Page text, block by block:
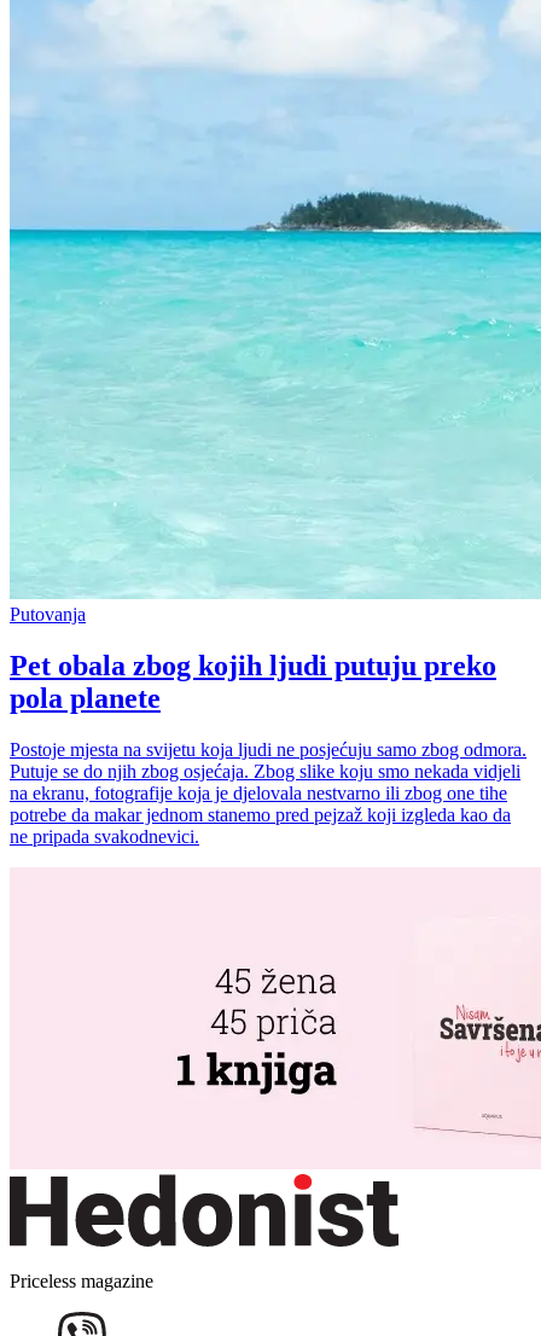
Putovanja
Pet obala zbog kojih ljudi putuju preko
pola planete
Postoje mjesta na svijetu koja ljudi ne posjećuju samo zbog odmora.
Putuje se do njih zbog osjećaja. Zbog slike koju smo nekada vidjeli
na ekranu, fotografije koja je djelovala nestvarno ili zbog one tihe
potrebe da makar jednom stanemo pred pejzaž koji izgleda kao da
ne pripada svakodnevici.
Priceless magazine